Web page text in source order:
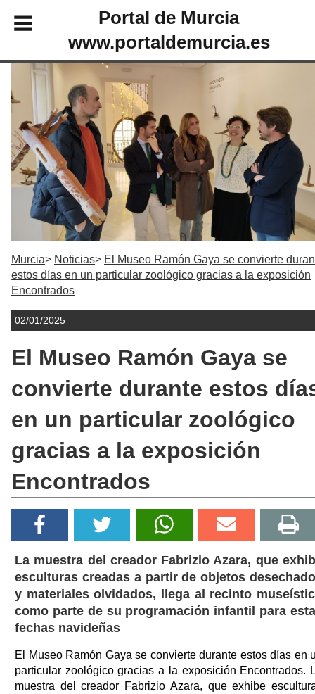
Portal de Murcia
www.portaldemurcia.es
Murcia Noticias
El Museo Ramón Gaya se convierte
estos días en un particular zoológico gracias a la exposición
Encontrados
02/01/2025
El Museo Ramón Gaya se
convierte durante estos
en un particular zoológico
gracias a la exposición
Encontrados
La muestra del creador Fabrizio Azara, que
esculturas creadas a partir de objetos
y materiales olvidados, llega al recinto
como parte de su programación infantil para
fechas navideñas
El Museo Ramón Gaya se convierte durante estos días en
particular zoológico gracias a la exposición Encontrados.
muestra del creador Fabrizio Azara, que exhibe